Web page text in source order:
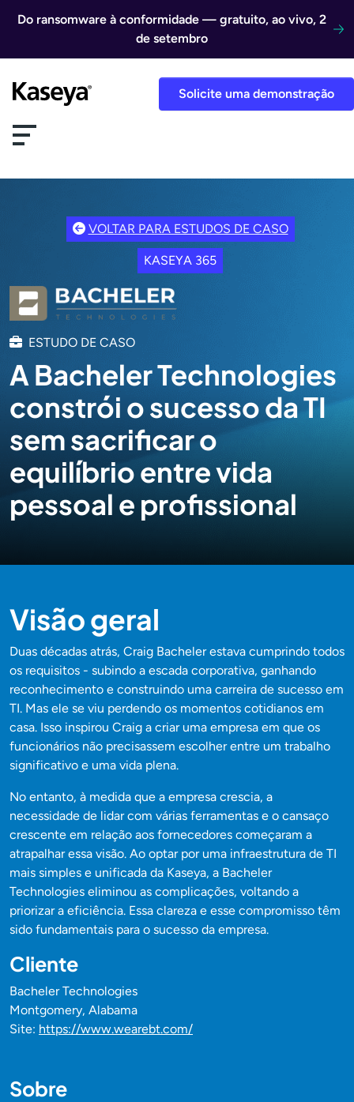
Do ransomware à conformidade — gratuito, ao vivo, 2
de setembro
Solicite uma demonstração
VOLTAR PARA ESTUDOS DE CASO
KASEYA 365
ESTUDO DE CASO
A Bacheler Technologies
constrói o sucesso da TI
sem sacrificar o
equilíbrio entre vida
pessoal e profissional
Visão geral
Duas décadas atrás, Craig Bacheler estava cumprindo todos
os requisitos - subindo a escada corporativa, ganhando
reconhecimento e construindo uma carreira de sucesso em
TI. Mas ele se viu perdendo os momentos cotidianos em
casa. Isso inspirou Craig a criar uma empresa em que os
funcionários não precisassem escolher entre um trabalho
significativo e uma vida plena.
No entanto, à medida que a empresa crescia, a
necessidade de lidar com várias ferramentas e o cansaço
crescente em relação aos fornecedores começaram a
atrapalhar essa visão. Ao optar por uma infraestrutura de TI
mais simples e unificada da Kaseya, a Bacheler
Technologies eliminou as complicações, voltando a
priorizar a eficiência. Essa clareza e esse compromisso têm
sido fundamentais para o sucesso da empresa.
Cliente
Bacheler Technologies
Montgomery, Alabama
Site: https://www.wearebt.com/
Sobre